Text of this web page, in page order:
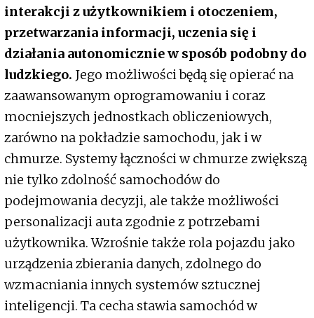
interakcji z użytkownikiem i otoczeniem,
przetwarzania informacji, uczenia się i
działania autonomicznie w sposób podobny do
ludzkiego. Jego możliwości będą się opierać na
zaawansowanym oprogramowaniu i coraz
mocniejszych jednostkach obliczeniowych,
zarówno na pokładzie samochodu, jak i w
chmurze. Systemy łączności w chmurze zwiększą
nie tylko zdolność samochodów do
podejmowania decyzji, ale także możliwości
personalizacji auta zgodnie z potrzebami
użytkownika. Wzrośnie także rola pojazdu jako
urządzenia zbierania danych, zdolnego do
wzmacniania innych systemów sztucznej
inteligencji. Ta cecha stawia samochód w